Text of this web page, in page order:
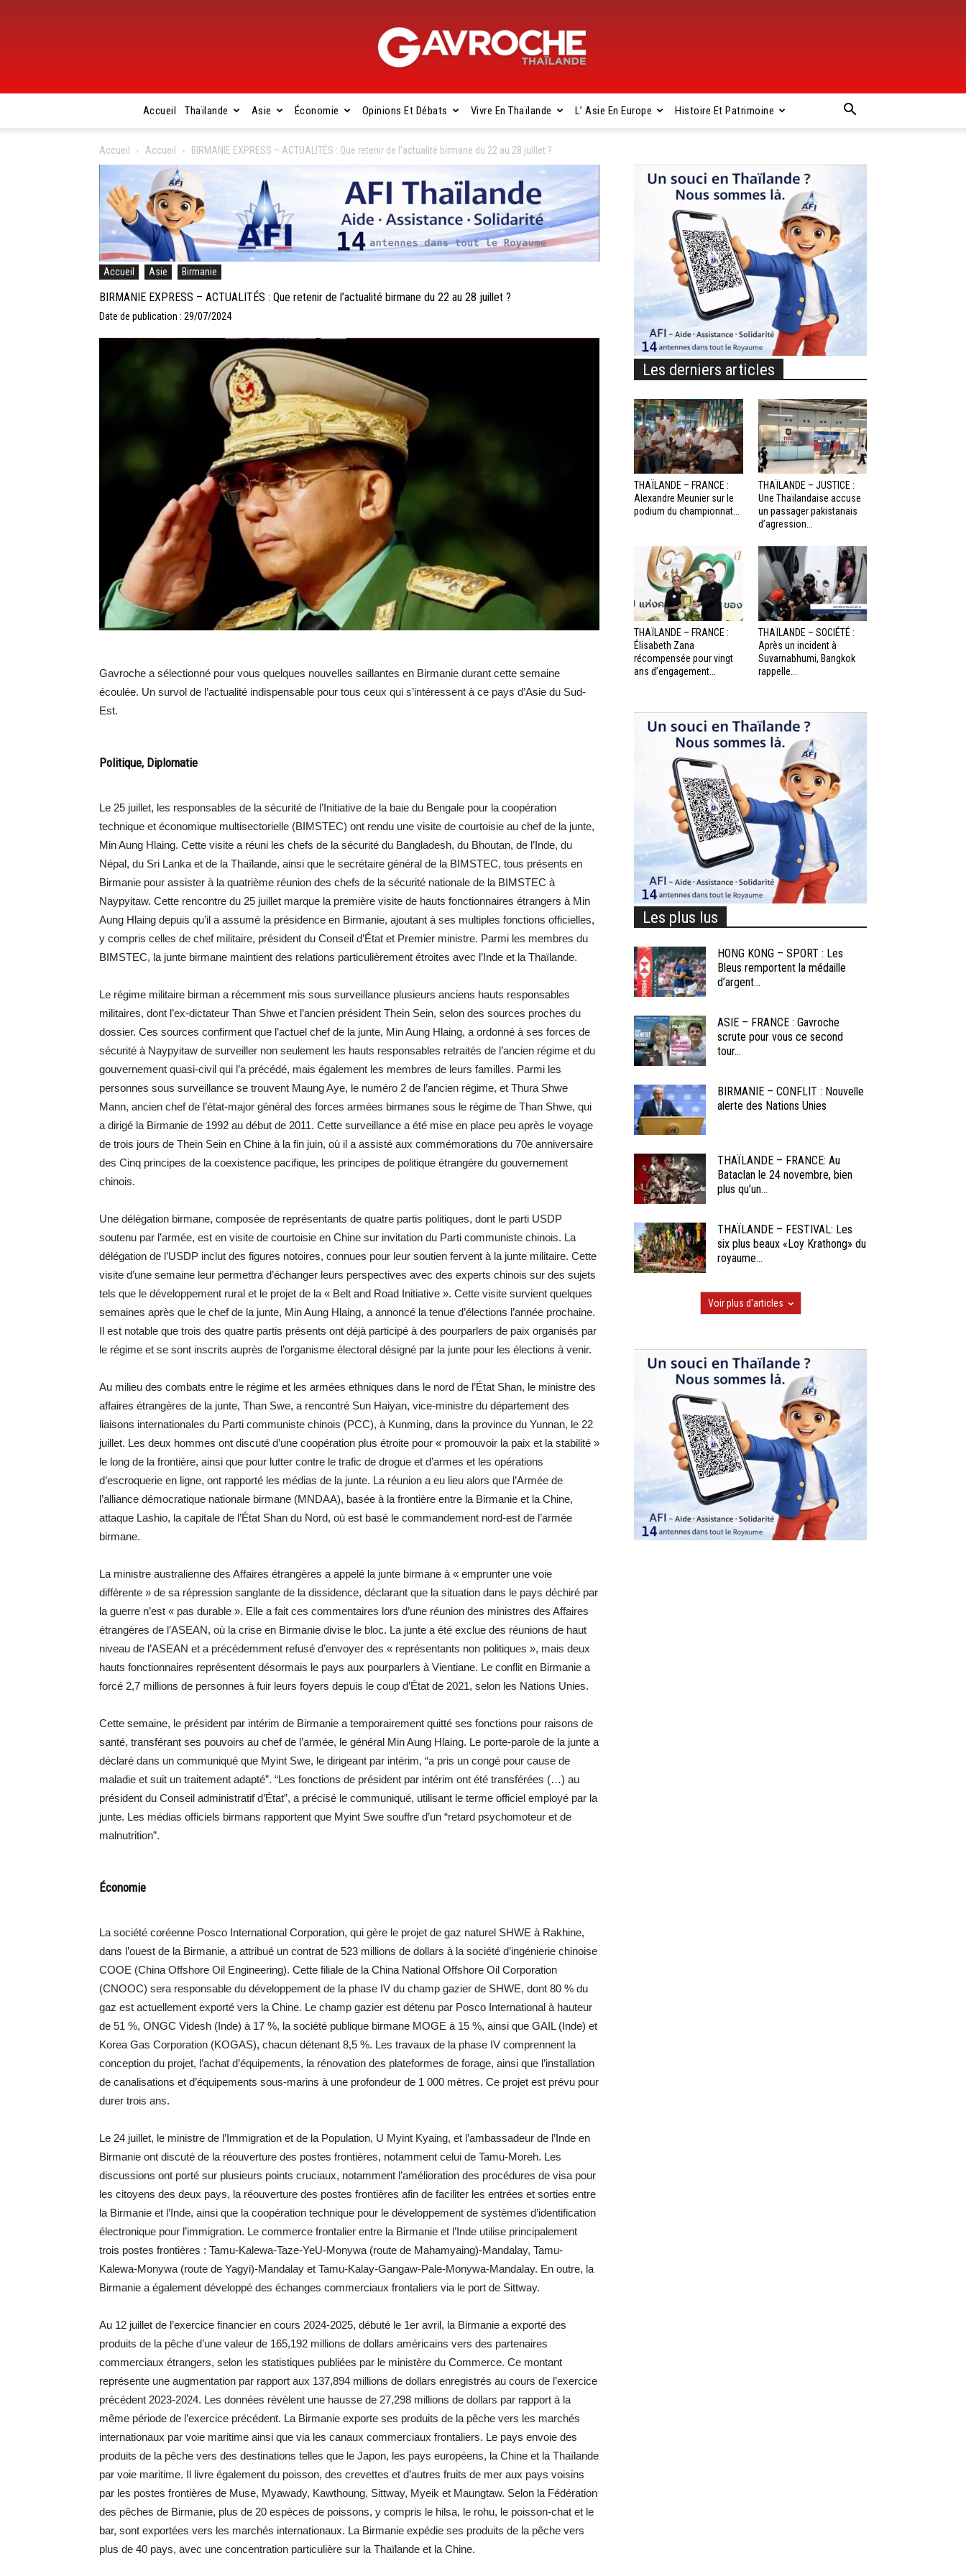
Gavroche
Thaïlande
Accueil Thaïlande Asie Économie Opinions Et Débats Vivre En Thaïlande L’ Asie En Europe Histoire Et Patrimoine
Accueil Accueil BIRMANIE EXPRESS – ACTUALITÉS : Que retenir de l’actualité birmane du 22 au 28 juillet ?
Accueil Asie Birmanie
BIRMANIE EXPRESS – ACTUALITÉS : Que retenir de l’actualité birmane du 22 au 28 juillet ?
Date de publication : 29/07/2024
Gavroche a sélectionné pour vous quelques nouvelles saillantes en Birmanie durant cette semaine
écoulée. Un survol de l’actualité indispensable pour tous ceux qui s’intéressent à ce pays d’Asie du Sud-
Est.
Politique, Diplomatie
Le 25 juillet, les responsables de la sécurité de l’Initiative de la baie du Bengale pour la coopération
technique et économique multisectorielle (BIMSTEC) ont rendu une visite de courtoisie au chef de la junte,
Min Aung Hlaing. Cette visite a réuni les chefs de la sécurité du Bangladesh, du Bhoutan, de l’Inde, du
Népal, du Sri Lanka et de la Thaïlande, ainsi que le secrétaire général de la BIMSTEC, tous présents en
Birmanie pour assister à la quatrième réunion des chefs de la sécurité nationale de la BIMSTEC à
Naypyitaw. Cette rencontre du 25 juillet marque la première visite de hauts fonctionnaires étrangers à Min
Aung Hlaing depuis qu’il a assumé la présidence en Birmanie, ajoutant à ses multiples fonctions officielles,
y compris celles de chef militaire, président du Conseil d’État et Premier ministre. Parmi les membres du
BIMSTEC, la junte birmane maintient des relations particulièrement étroites avec l’Inde et la Thaïlande.
Le régime militaire birman a récemment mis sous surveillance plusieurs anciens hauts responsables
militaires, dont l’ex-dictateur Than Shwe et l’ancien président Thein Sein, selon des sources proches du
dossier. Ces sources confirment que l’actuel chef de la junte, Min Aung Hlaing, a ordonné à ses forces de
sécurité à Naypyitaw de surveiller non seulement les hauts responsables retraités de l’ancien régime et du
gouvernement quasi-civil qui l’a précédé, mais également les membres de leurs familles. Parmi les
personnes sous surveillance se trouvent Maung Aye, le numéro 2 de l’ancien régime, et Thura Shwe
Mann, ancien chef de l’état-major général des forces armées birmanes sous le régime de Than Shwe, qui
a dirigé la Birmanie de 1992 au début de 2011. Cette surveillance a été mise en place peu après le voyage
de trois jours de Thein Sein en Chine à la fin juin, où il a assisté aux commémorations du 70e anniversaire
des Cinq principes de la coexistence pacifique, les principes de politique étrangère du gouvernement
chinois.
Une délégation birmane, composée de représentants de quatre partis politiques, dont le parti USDP
soutenu par l’armée, est en visite de courtoisie en Chine sur invitation du Parti communiste chinois. La
délégation de l’USDP inclut des figures notoires, connues pour leur soutien fervent à la junte militaire. Cette
visite d’une semaine leur permettra d’échanger leurs perspectives avec des experts chinois sur des sujets
tels que le développement rural et le projet de la « Belt and Road Initiative ». Cette visite survient quelques
semaines après que le chef de la junte, Min Aung Hlaing, a annoncé la tenue d’élections l’année prochaine.
Il est notable que trois des quatre partis présents ont déjà participé à des pourparlers de paix organisés par
le régime et se sont inscrits auprès de l’organisme électoral désigné par la junte pour les élections à venir.
Au milieu des combats entre le régime et les armées ethniques dans le nord de l’État Shan, le ministre des
affaires étrangères de la junte, Than Swe, a rencontré Sun Haiyan, vice-ministre du département des
liaisons internationales du Parti communiste chinois (PCC), à Kunming, dans la province du Yunnan, le 22
juillet. Les deux hommes ont discuté d’une coopération plus étroite pour « promouvoir la paix et la stabilité »
le long de la frontière, ainsi que pour lutter contre le trafic de drogue et d’armes et les opérations
d’escroquerie en ligne, ont rapporté les médias de la junte. La réunion a eu lieu alors que l’Armée de
l’alliance démocratique nationale birmane (MNDAA), basée à la frontière entre la Birmanie et la Chine,
attaque Lashio, la capitale de l’État Shan du Nord, où est basé le commandement nord-est de l’armée
birmane.
La ministre australienne des Affaires étrangères a appelé la junte birmane à « emprunter une voie
différente » de sa répression sanglante de la dissidence, déclarant que la situation dans le pays déchiré par
la guerre n’est « pas durable ». Elle a fait ces commentaires lors d’une réunion des ministres des Affaires
étrangères de l’ASEAN, où la crise en Birmanie divise le bloc. La junte a été exclue des réunions de haut
niveau de l’ASEAN et a précédemment refusé d’envoyer des « représentants non politiques », mais deux
hauts fonctionnaires représentent désormais le pays aux pourparlers à Vientiane. Le conflit en Birmanie a
forcé 2,7 millions de personnes à fuir leurs foyers depuis le coup d’État de 2021, selon les Nations Unies.
Cette semaine, le président par intérim de Birmanie a temporairement quitté ses fonctions pour raisons de
santé, transférant ses pouvoirs au chef de l’armée, le général Min Aung Hlaing. Le porte-parole de la junte a
déclaré dans un communiqué que Myint Swe, le dirigeant par intérim, “a pris un congé pour cause de
maladie et suit un traitement adapté”. “Les fonctions de président par intérim ont été transférées (…) au
président du Conseil administratif d’État”, a précisé le communiqué, utilisant le terme officiel employé par la
junte. Les médias officiels birmans rapportent que Myint Swe souffre d’un “retard psychomoteur et de
malnutrition”.
Économie
La société coréenne Posco International Corporation, qui gère le projet de gaz naturel SHWE à Rakhine,
dans l’ouest de la Birmanie, a attribué un contrat de 523 millions de dollars à la société d’ingénierie chinoise
COOE (China Offshore Oil Engineering). Cette filiale de la China National Offshore Oil Corporation
(CNOOC) sera responsable du développement de la phase IV du champ gazier de SHWE, dont 80 % du
gaz est actuellement exporté vers la Chine. Le champ gazier est détenu par Posco International à hauteur
de 51 %, ONGC Videsh (Inde) à 17 %, la société publique birmane MOGE à 15 %, ainsi que GAIL (Inde) et
Korea Gas Corporation (KOGAS), chacun détenant 8,5 %. Les travaux de la phase IV comprennent la
conception du projet, l’achat d’équipements, la rénovation des plateformes de forage, ainsi que l’installation
de canalisations et d’équipements sous-marins à une profondeur de 1 000 mètres. Ce projet est prévu pour
durer trois ans.
Le 24 juillet, le ministre de l’Immigration et de la Population, U Myint Kyaing, et l’ambassadeur de l’Inde en
Birmanie ont discuté de la réouverture des postes frontières, notamment celui de Tamu-Moreh. Les
discussions ont porté sur plusieurs points cruciaux, notamment l’amélioration des procédures de visa pour
les citoyens des deux pays, la réouverture des postes frontières afin de faciliter les entrées et sorties entre
la Birmanie et l’Inde, ainsi que la coopération technique pour le développement de systèmes d’identification
électronique pour l’immigration. Le commerce frontalier entre la Birmanie et l’Inde utilise principalement
trois postes frontières : Tamu-Kalewa-Taze-YeU-Monywa (route de Mahamyaing)-Mandalay, Tamu-
Kalewa-Monywa (route de Yagyi)-Mandalay et Tamu-Kalay-Gangaw-Pale-Monywa-Mandalay. En outre, la
Birmanie a également développé des échanges commerciaux frontaliers via le port de Sittway.
Au 12 juillet de l’exercice financier en cours 2024-2025, débuté le 1er avril, la Birmanie a exporté des
produits de la pêche d’une valeur de 165,192 millions de dollars américains vers des partenaires
commerciaux étrangers, selon les statistiques publiées par le ministère du Commerce. Ce montant
représente une augmentation par rapport aux 137,894 millions de dollars enregistrés au cours de l’exercice
précédent 2023-2024. Les données révèlent une hausse de 27,298 millions de dollars par rapport à la
même période de l’exercice précédent. La Birmanie exporte ses produits de la pêche vers les marchés
internationaux par voie maritime ainsi que via les canaux commerciaux frontaliers. Le pays envoie des
produits de la pêche vers des destinations telles que le Japon, les pays européens, la Chine et la Thaïlande
par voie maritime. Il livre également du poisson, des crevettes et d’autres fruits de mer aux pays voisins
par les postes frontières de Muse, Myawady, Kawthoung, Sittway, Myeik et Maungtaw. Selon la Fédération
des pêches de Birmanie, plus de 20 espèces de poissons, y compris le hilsa, le rohu, le poisson-chat et le
bar, sont exportées vers les marchés internationaux. La Birmanie expédie ses produits de la pêche vers
plus de 40 pays, avec une concentration particulière sur la Thaïlande et la Chine.
Les derniers articles
THAÏLANDE – FRANCE :
Alexandre Meunier sur le
podium du championnat...
THAÏLANDE – JUSTICE :
Une Thaïlandaise accuse
un passager pakistanais
d’agression...
THAÏLANDE – FRANCE :
Élisabeth Zana
récompensée pour vingt
ans d’engagement...
THAÏLANDE – SOCIÉTÉ :
Après un incident à
Suvarnabhumi, Bangkok
rappelle...
Les plus lus
HONG KONG – SPORT : Les
Bleus remportent la médaille
d’argent...
ASIE – FRANCE : Gavroche
scrute pour vous ce second
tour...
BIRMANIE – CONFLIT : Nouvelle
alerte des Nations Unies
THAÏLANDE – FRANCE: Au
Bataclan le 24 novembre, bien
plus qu’un...
THAÏLANDE – FESTIVAL: Les
six plus beaux «Loy Krathong» du
royaume...
Voir plus d'articles